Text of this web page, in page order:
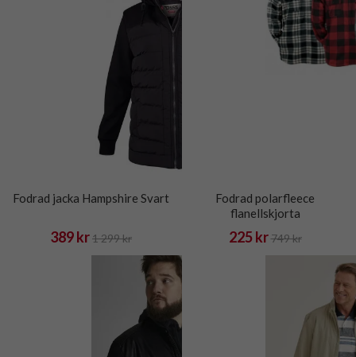
Fodrad jacka Hampshire Svart
389 kr1 299 kr
Fodrad polarfleece
flanellskjorta
225 kr 749 kr